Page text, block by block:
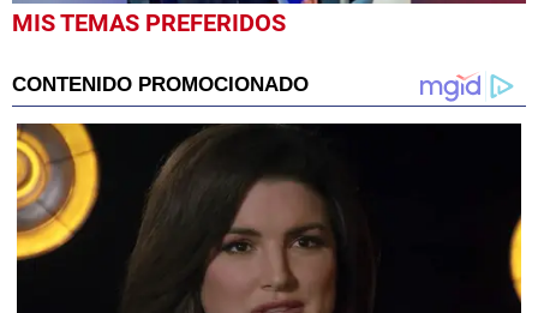
0
seconds
seconds
MIS TEMAS PREFERIDOS